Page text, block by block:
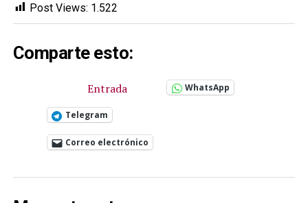
Post Views: 1.522
Comparte esto:
Entrada WhatsApp
Telegram
Correo electrónico